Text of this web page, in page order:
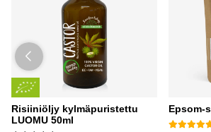
Risiiniöljy kylmäpuristettu
LUOMU 50ml
Epsom-